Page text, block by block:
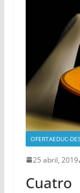
OFERTAEDUC-
25 abril, 2019
Cuatro